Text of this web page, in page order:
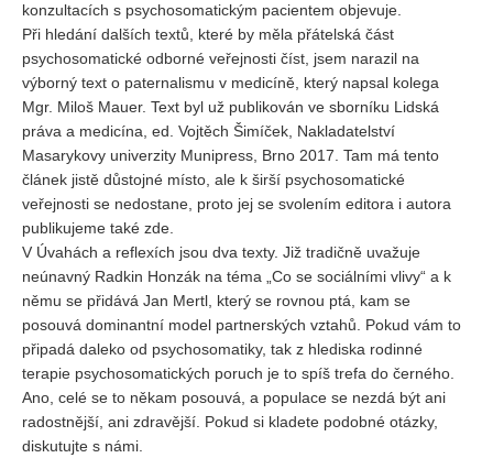
konzultacích s psychosomatickým pacientem objevuje.
Při hledání dalších textů, které by měla přátelská část
psychosomatické odborné veřejnosti číst, jsem narazil na
výborný text o paternalismu v medicíně, který napsal kolega
Mgr. Miloš Mauer. Text byl už publikován ve sborníku Lidská
práva a medicína, ed. Vojtěch Šimíček, Nakladatelství
Masarykovy univerzity Munipress, Brno 2017. Tam má tento
článek jistě důstojné místo, ale k širší psychosomatické
veřejnosti se nedostane, proto jej se svolením editora i autora
publikujeme také zde.
V Úvahách a reflexích jsou dva texty. Již tradičně uvažuje
neúnavný Radkin Honzák na téma „Co se sociálními vlivy“ a k
němu se přidává Jan Mertl, který se rovnou ptá, kam se
posouvá dominantní model partnerských vztahů. Pokud vám to
připadá daleko od psychosomatiky, tak z hlediska rodinné
terapie psychosomatických poruch je to spíš trefa do černého.
Ano, celé se to někam posouvá, a populace se nezdá být ani
radostnější, ani zdravější. Pokud si kladete podobné otázky,
diskutujte s námi.